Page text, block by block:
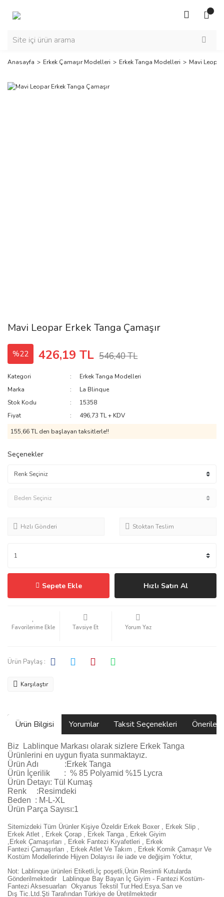
Anasayfa Erkek Çamaşır Modelleri Erkek Tanga Modelleri Mavi
Mavi Leopar Erkek Tanga Çamaşır
%22 426,19 TL 546,40 TL
Kategori
Erkek Tanga Modelleri
Marka
La Blinque
Stok Kodu
15358
Fiyat
496,73 TL + KDV
155,66 TL den başlayan taksitlerle!!
Seçenekler
Hızlı Gönderi Stoktan Teslim
Sepete Ekle Hızlı Satın Al
Tavsiye Et Yorum Yaz
Ürün Paylaş :
Karşılaştır
Ürün Bilgisi Yorumlar Taksit Seçenekleri
Biz Lablinque Markası olarak sizlere Erkek Tanga
Ürünlerini en uygun fiyata sunmaktayız.
Ürün Adı :Erkek Tanga
Ürün İçerilik : % 85 Polyamid %15 Lycra
Ürün Detayı: Tül Kumaş
Renk :Resimdeki
Beden : M-L-XL
Ürün Parça Sayısı:1
Sitemizdeki Tüm Ürünler Kişiye Özeldir Erkek Boxer , Erkek Slip ,
Erkek Atlet , Erkek Çorap , Erkek Tanga , Erkek Giyim
, Erkek Çamaşırları , Erkek Fantezi Kıyafetleri , Erkek
Fantezi Çamaşırları , Erkek Atlet Ve Takım , Erkek Komik Çamaşır Ve
Kostüm Modellerinde Hijyen Dolayısı ile iade ve değişim Yoktur,
Not: Lablinque ürünleri Etiketli,İç poşetli,Ürün Resimli Kutularda
Gönderilmektedir
Lablinque Bay Bayan ç Giyim - Fantezi Kostüm-
Fantezi Aksesuarları Okyanus Tekstil Tur.Hed.Esya.San ve
Dış Tic.Ltd.Şti Tarafından Türkiye de Üretilmektedir